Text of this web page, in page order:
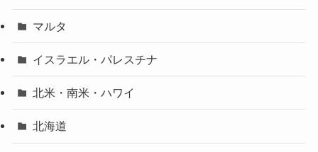
マルタ
イスラエル・パレスチナ
北米・南米・ハワイ
北海道